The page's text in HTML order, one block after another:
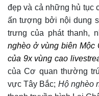
đẹpvà cả những hủ tục
ấn tượng bởi nội dung
trưng của phát thanh,
nghèo ở vùng biên Mộc
của 9x vùng cao
của Cơ quan thường
vực Tây Bắc; Hộ nghèo